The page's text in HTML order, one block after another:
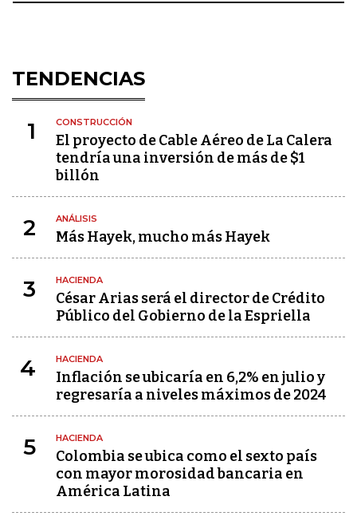
TENDENCIAS
1 CONSTRUCCIÓN
El proyecto de Cable Aéreo de La Calera
tendría una inversión de más de $1
billón
2 ANÁLISIS
Más Hayek, mucho más Hayek
3 HACIENDA
César Arias será el director de Crédito
Público del Gobierno de la Espriella
4 HACIENDA
Inflación se ubicaría en 6,2% en julio y
regresaría a niveles máximos de 2024
5 HACIENDA
Colombia se ubica como el sexto país
con mayor morosidad bancaria en
América Latina